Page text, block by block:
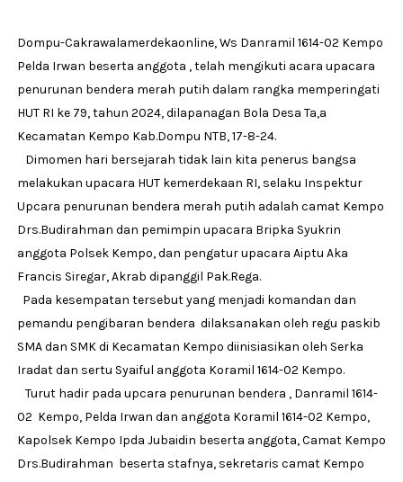
Dompu-Cakrawalamerdekaonline, Ws Danramil 1614-02 Kempo
Pelda Irwan beserta anggota , telah mengikuti acara upacara
penurunan bendera merah putih dalam rangka memperingati
HUT RI ke 79, tahun 2024, dilapanagan Bola Desa Ta,a
Kecamatan Kempo Kab.Dompu NTB, 17-8-24.
Dimomen hari bersejarah tidak lain kita penerus bangsa
melakukan upacara HUT kemerdekaan RI, selaku Inspektur
Upcara penurunan bendera merah putih adalah camat Kempo
Drs.Budirahman dan pemimpin upacara Bripka Syukrin
anggota Polsek Kempo, dan pengatur upacara Aiptu Aka
Francis Siregar, Akrab dipanggil Pak.Rega.
Pada kesempatan tersebut yang menjadi komandan dan
pemandu pengibaran bendera dilaksanakan oleh regu paskib
SMA dan SMK di Kecamatan Kempo diinisiasikan oleh Serka
Iradat dan sertu Syaiful anggota Koramil 1614-02 Kempo.
Turut hadir pada upcara penurunan bendera , Danramil 1614-
02 Kempo, Pelda Irwan dan anggota Koramil 1614-02 Kempo,
Kapolsek Kempo Ipda Jubaidin beserta anggota, Camat Kempo
Drs.Budirahman beserta stafnya, sekretaris camat Kempo